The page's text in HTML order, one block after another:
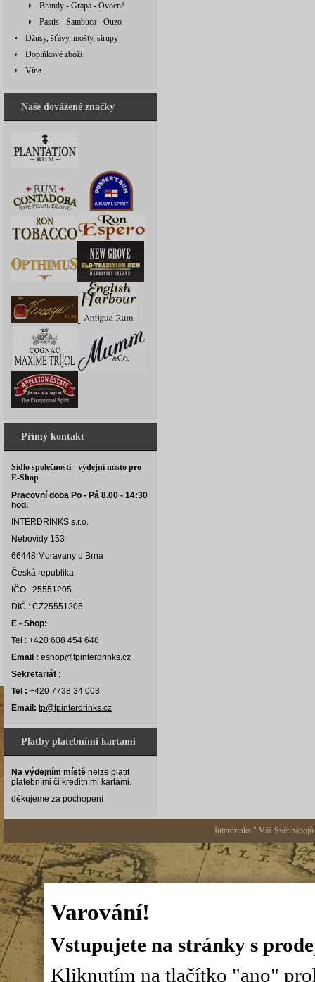
Brandy - Grapa - Ovocné
Pastis - Sambuca - Ouzo
Džusy, šťávy, mošty, sirupy
Doplňkové zboží
Vína
Naše dovážené značky
Přímý kontakt
Sídlo společnosti - výdejní místo pro
E-Shop
Pracovní doba Po - Pá 8.00 - 14:30
hod.
INTERDRINKS s.r.o.
Nebovidy 153
66448 Moravany u Brna
Česká republika
IČO : 25551205
DIČ : CZ25551205
E - Shop:
Tel : +420 608 454 648
Email : eshop@tpinterdrinks.cz
Sekretariát :
Tel : +420 7738 34 003
Email: tp@tpinterdrinks.cz
Platby platebními kartami
Na výdejním místě nelze platit
platebními či kreditními kartami.
děkujeme za pochopení
Interdrinks " Váš Svět
Varování!
Vstupujete na stránky s
Kliknutím na tlačítko "ano"